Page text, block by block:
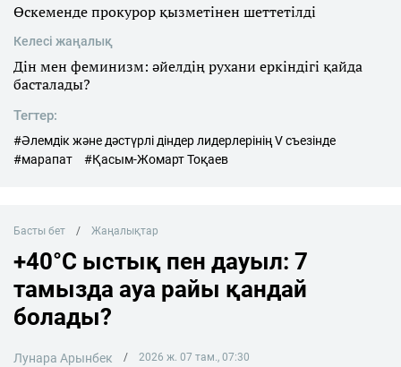
Өскеменде прокурор қызметінен шеттетілді
Келесі жаңалық
Дін мен феминизм: әйелдің рухани еркіндігі қайда
басталады?
Тегтер:
#Әлемдік және дәстүрлі діндер лидерлерінің V съезінде
#марапат
#Қасым-Жомарт Тоқаев
Басты бет Жаңалықтар
+40°C ыстық пен дауыл: 7
тамызда ауа райы қандай
болады?
Лунара Арынбек 2026 ж. 07 там., 07:30